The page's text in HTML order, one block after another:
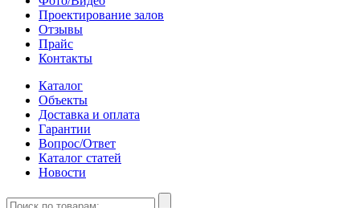
Проектирование залов
Отзывы
Прайс
Контакты
Каталог
Объекты
Доставка и оплата
Гарантии
Вопрос/Ответ
Каталог статей
Новости